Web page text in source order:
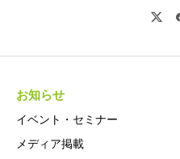
お知らせ
イベント・セミナー
メディア掲載